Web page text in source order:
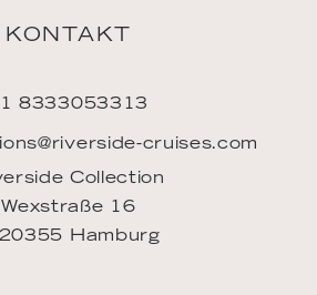
KONTAKT
8333053313
cruises.com
Collection
Wexstraße 16
Hamburg